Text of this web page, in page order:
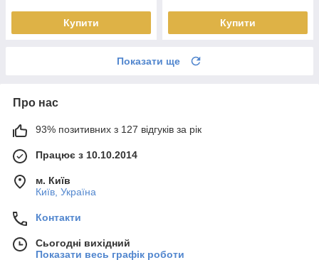
Купити Купити
Показати ще
Про нас
93% позитивних з 127 відгуків за рік
Працює з 10.10.2014
м. Київ
Київ, Україна
Контакти
Сьогодні вихідний
Показати весь графік роботи